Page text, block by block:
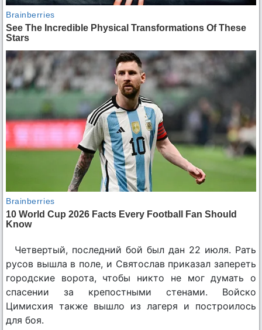
Четвертый, последний бой был дан 22 июля. Рать
русов вышла в поле, и Святослав приказал запереть
городские ворота, чтобы никто не мог думать о
спасении за крепостными стенами. Войско
Цимисхия также вышло из лагеря и построилось
для боя.